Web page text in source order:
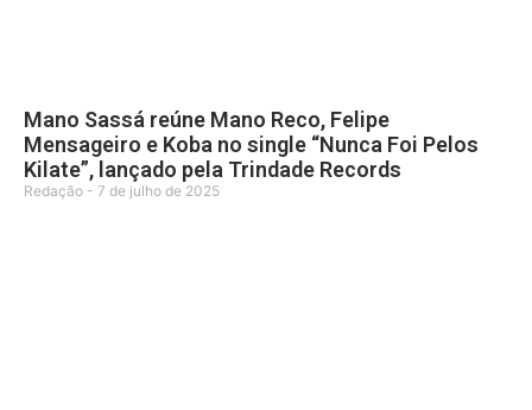
Mano Sassá reúne Mano Reco, Felipe
Mensageiro e Koba no single “Nunca Foi Pelos
Kilate”, lançado pela Trindade Records
Redação 7 de julho de 2025